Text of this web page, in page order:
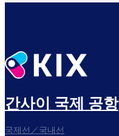
간사이 국제 공항
국제선／국내선